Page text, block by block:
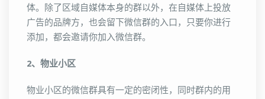
体。除了区域自媒体本身的群以外，在自媒体上投放
广告的品牌方，也会留下微信群的入口，只要你进行
添加，都会邀请你加入微信群。
2、物业小区
物业小区的微信群具有一定的密闭性，同时群内的用